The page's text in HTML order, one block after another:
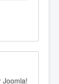
Joomla!